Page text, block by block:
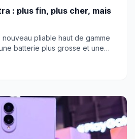
: plus fin, plus cher, mais
pliable haut de gamme
batterie plus grosse et une